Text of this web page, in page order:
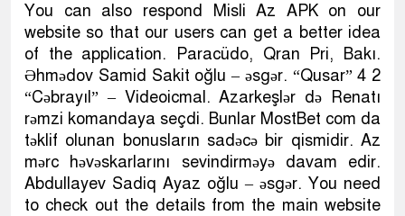
You can also respond Misli Az APK on our
website so that our users can get a better idea
of ​​the application. Paracüdo, Qran Pri, Bakı.
Əhmədov Samid Sakit oğlu – əsgər. “Qusar” 4 2
“Cəbrayıl” – Videoicmal. Azarkeşlər də Renatı
rəmzi komandaya seçdi. Bunlar MostBet com da
təklif olunan bonusların sadəcə bir qismidir. Az
mərc həvəskarlarını sevindirməyə davam edir.
Abdullayev Sadiq Ayaz oğlu – əsgər. You need
to check out the details from the main website